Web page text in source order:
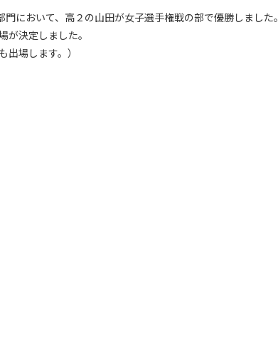
において、高２の山田が女子選手権戦の部で優勝しました。
決定しました。
場します。）